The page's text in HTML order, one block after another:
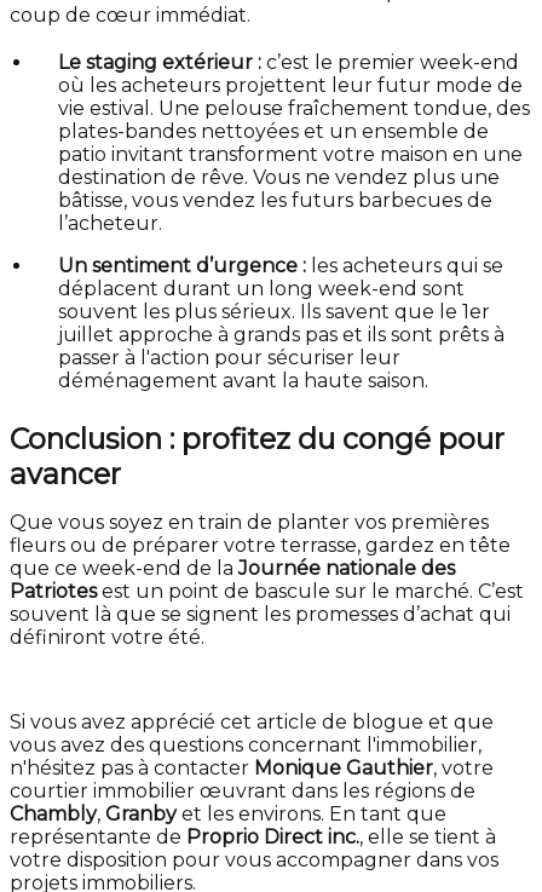
coup de cœur immédiat.
Le staging extérieur : c’est le premier week-end
où les acheteurs projettent leur futur mode de
vie estival. Une pelouse fraîchement tondue, des
plates-bandes nettoyées et un ensemble de
patio invitant transforment votre maison en une
destination de rêve. Vous ne vendez plus une
bâtisse, vous vendez les futurs barbecues de
l’acheteur.
Un sentiment d’urgence : les acheteurs qui se
déplacent durant un long week-end sont
souvent les plus sérieux. Ils savent que le 1er
juillet approche à grands pas et ils sont prêts à
passer à l'action pour sécuriser leur
déménagement avant la haute saison.
Conclusion : profitez du congé pour
avancer
Que vous soyez en train de planter vos premières
fleurs ou de préparer votre terrasse, gardez en tête
que ce week-end de laJournée nationale des
Patriotesest un point de bascule sur le marché. C’est
souvent là que se signent les promesses d’achat qui
définiront votre été.
Si vous avez apprécié cet article de blogue et que
vous avez des questions concernant l'immobilier,
n'hésitez pas à contacter Monique Gauthier, votre
courtier immobilier œuvrant dans les régions de
Chambly, Granbyet les environs. En tant que
représentante de Proprio Direct inc., elle se tient à
votre disposition pour vous accompagner dans vos
projets immobiliers.